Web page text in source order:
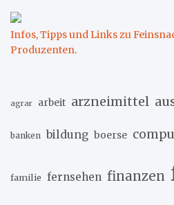
Beiträge
Infos, Tipps und Links zu
Produzenten.
agrar arbeit arzneimittel
banken bildung boerse
familie fernsehen finanzen